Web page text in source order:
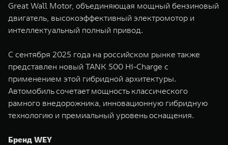
Great Wall Motor, объединяющая мощный бензиновый
двигатель, высокоэффективный электромотор и
интеллектуальный полный привод.
С сентября 2025 года на российском рынке также
представлен новый TANK 500 Hi-Charge с
применением этой гибридной архитектуры.
Автомобиль сочетает мощность классического
рамного внедорожника, инновационную гибридную
технологию и премиальный уровень оснащения.
Бренд WEY